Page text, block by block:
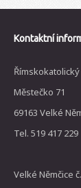
Kontaktní
Městečko 71
69163 Velké
Tel. 519 417 229
Velké Němčice